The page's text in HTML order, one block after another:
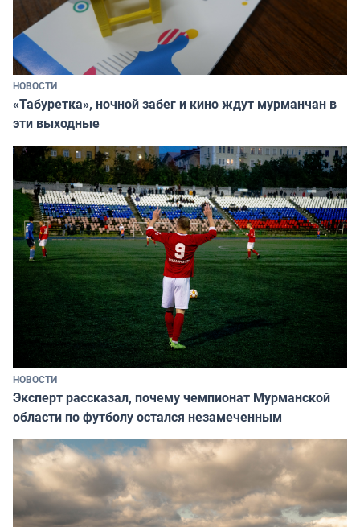
НОВОСТИ
«Табуретка», ночной забег и кино ждут мурманчан в
эти выходные
НОВОСТИ
Эксперт рассказал, почему чемпионат Мурманской
области по футболу остался незамеченным